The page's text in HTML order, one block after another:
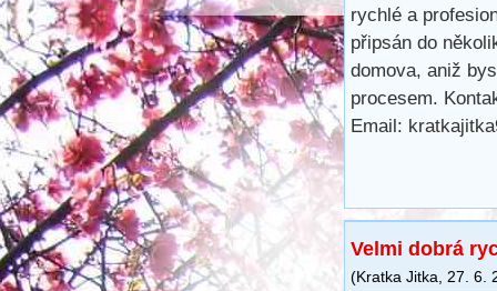
rychlé a
připsán do
domova, aniž
procesem.
Email:
Velmi dobrá
(Kratka Jitka, 27. 6.